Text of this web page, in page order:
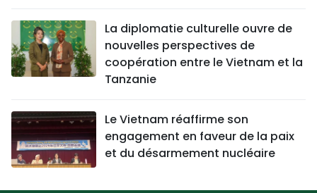
La diplomatie culturelle ouvre de
nouvelles perspectives de
coopération entre le Vietnam et la
Tanzanie
Le Vietnam réaffirme son
engagement en faveur de la paix
et du désarmement nucléaire